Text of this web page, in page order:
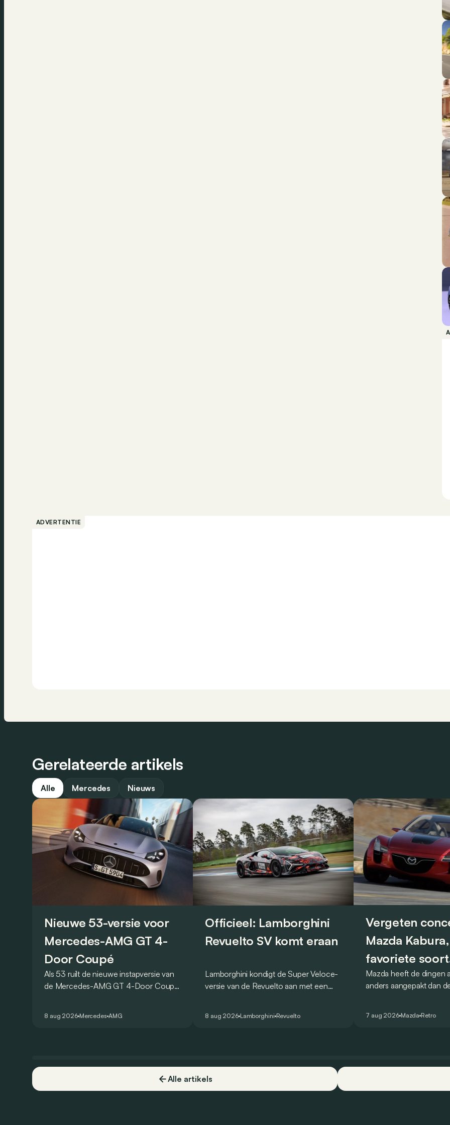
ADVERTENTIE
Gerelateerde artikels
Alle Mercedes Nieuws
Nieuwe 53-versie voor
Mercedes-AMG GT 4-
Door Coupé
Als 53 ruilt de nieuwe instapversie van
de Mercedes-AMG GT 4-Door Coupé
8 aug 2026 Mercedes AMG
Officieel: Lamborghini
Revuelto SV komt eraan
Lamborghini kondigt de Super Veloce-
versie van de Revuelto aan met een
een record voor productiewagens.
8 aug 2026 Lamborghini Revuelto
Vergeten
Mazda
favoriete soort
Mazda heeft de dingen
anders aangepakt dan
wijze.
7 aug 2026 Mazda Retro
Alle artikels